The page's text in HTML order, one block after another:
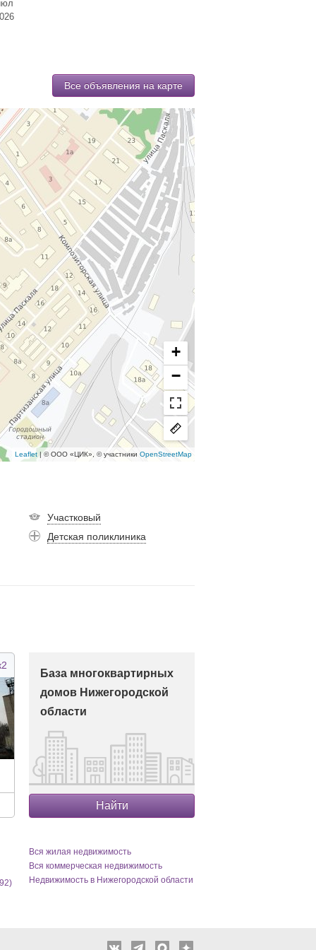
Все объявления на карте
+
−
Leaflet | © ООО «ЦИК», © участники OpenStreetMap
Участковый
Детская поликлиника
База многоквартирных
домов Нижегородской
области
Найти
Вся жилая недвижимость
Вся коммерческая недвижимость
Недвижимость в Нижегородской области